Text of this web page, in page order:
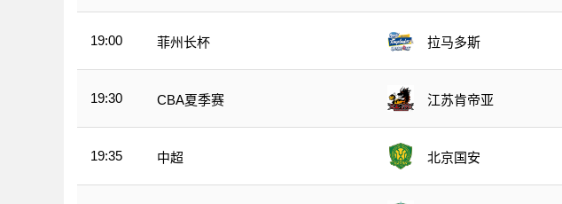
19:00 菲州长杯 拉马多斯
19:30 CBA夏季赛 江苏肯帝亚
19:35 中超 北京国安